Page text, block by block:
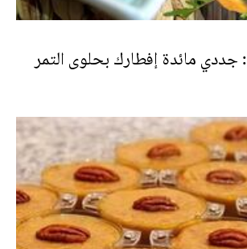
شهيواتLe360: جددي مائدة إفطارك بحلوى التمر